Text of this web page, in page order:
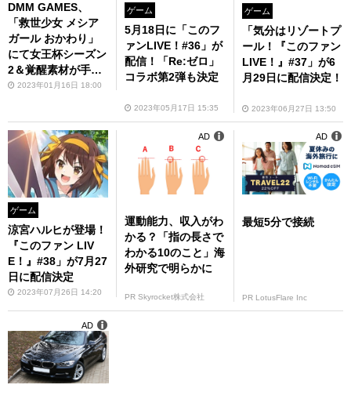
DMM GAMES、
「救世少女 メシア
ガール おかわり」
にて女王杯シーズン
2＆覚醒素材が手に
入る「コムギの収穫
2023年01月16日 18:00
ゲーム
5月18日に「このフ
ァンLIVE！#36」が
配信！「Re:ゼロ」
コラボ第2弾も決定
2023年05月17日 15:35
ゲーム
「気分はリゾートプ
ール！『このファン
LIVE！』#37」が6
月29日に配信決定！
2023年06月27日 13:50
ゲーム
涼宮ハルヒが登場！
『このファン LIV
E！』#38」が7月27
日に配信決定
2023年07月26日 14:20
運動能力、収入がわ
かる？「指の長さで
わかる10のこと」海
外研究で明らかに
PR Skyrocket株式会社
AD
最短5分で接続
PR LotusFlare Inc
AD
AD